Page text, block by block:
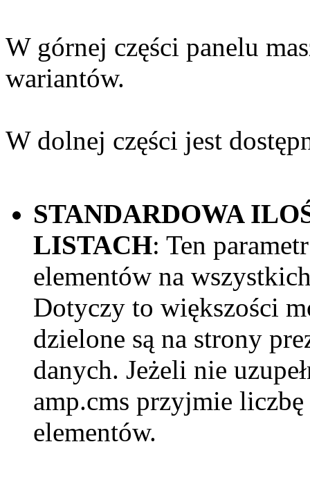
W górnej części panelu
wariantów.
W dolnej części jest
STANDARDOWA
LISTACH: Ten
elementów na
Dotyczy to większości
dzielone są na strony
danych. Jeżeli nie
amp.cms przyjmie liczbę
elementów.